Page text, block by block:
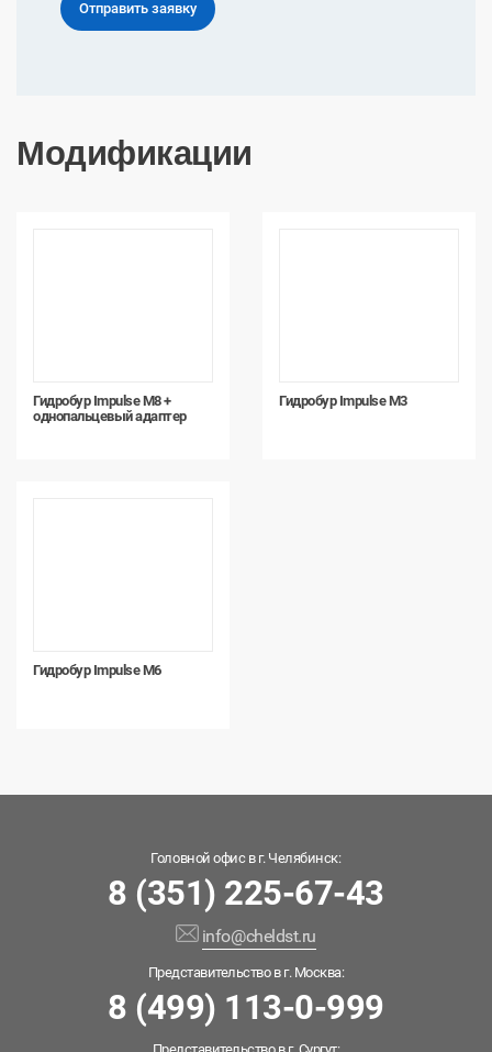
Модификации
Гидробур Impulse М8 +
однопальцевый адаптер
Гидробур Impulse М3
Гидробур Impulse М6
Головной офис в г. Челябинск:
8 (351) 225-67-43
info@cheldst.ru
Представительство в г. Москва:
8 (499) 113-0-999